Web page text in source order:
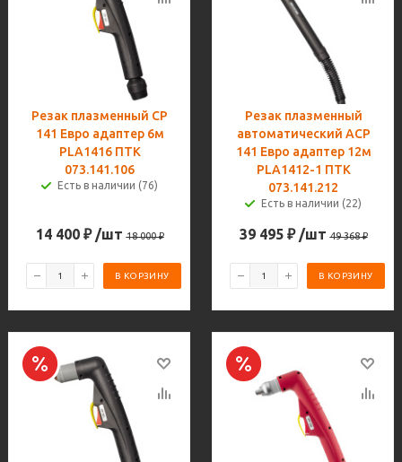
Резак плазменный CP
141 Евро адаптер 6м
PLA1416 ПТК
073.141.106
Есть в наличии (76)
14 400₽ /шт 18 000₽
В КОРЗИНУ
Резак плазменный
автоматический ACP
141 Евро адаптер 12м
PLA1412-1 ПТК
073.141.212
Есть в наличии (22)
39 495₽ /шт 49 368₽
В КОРЗИНУ